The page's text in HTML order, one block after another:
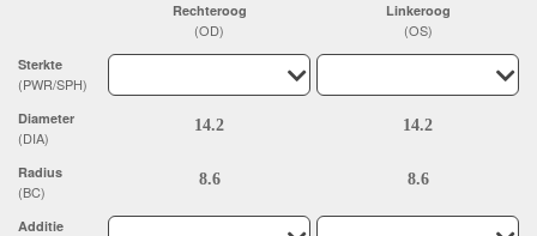
Sterkte
(PWR/SPH)
Diameter
(DIA)
Radius
(BC)
Additie
Rechteroog
(OD)
Linkeroog
(OS)